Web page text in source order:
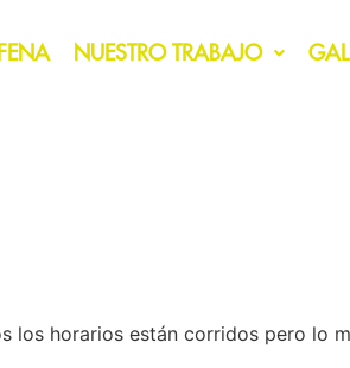
NUESTRO TRABAJO
horarios están corridos pero lo